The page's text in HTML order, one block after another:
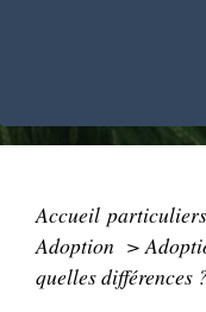
Accueil particuliers
Adoption >
quelles différences